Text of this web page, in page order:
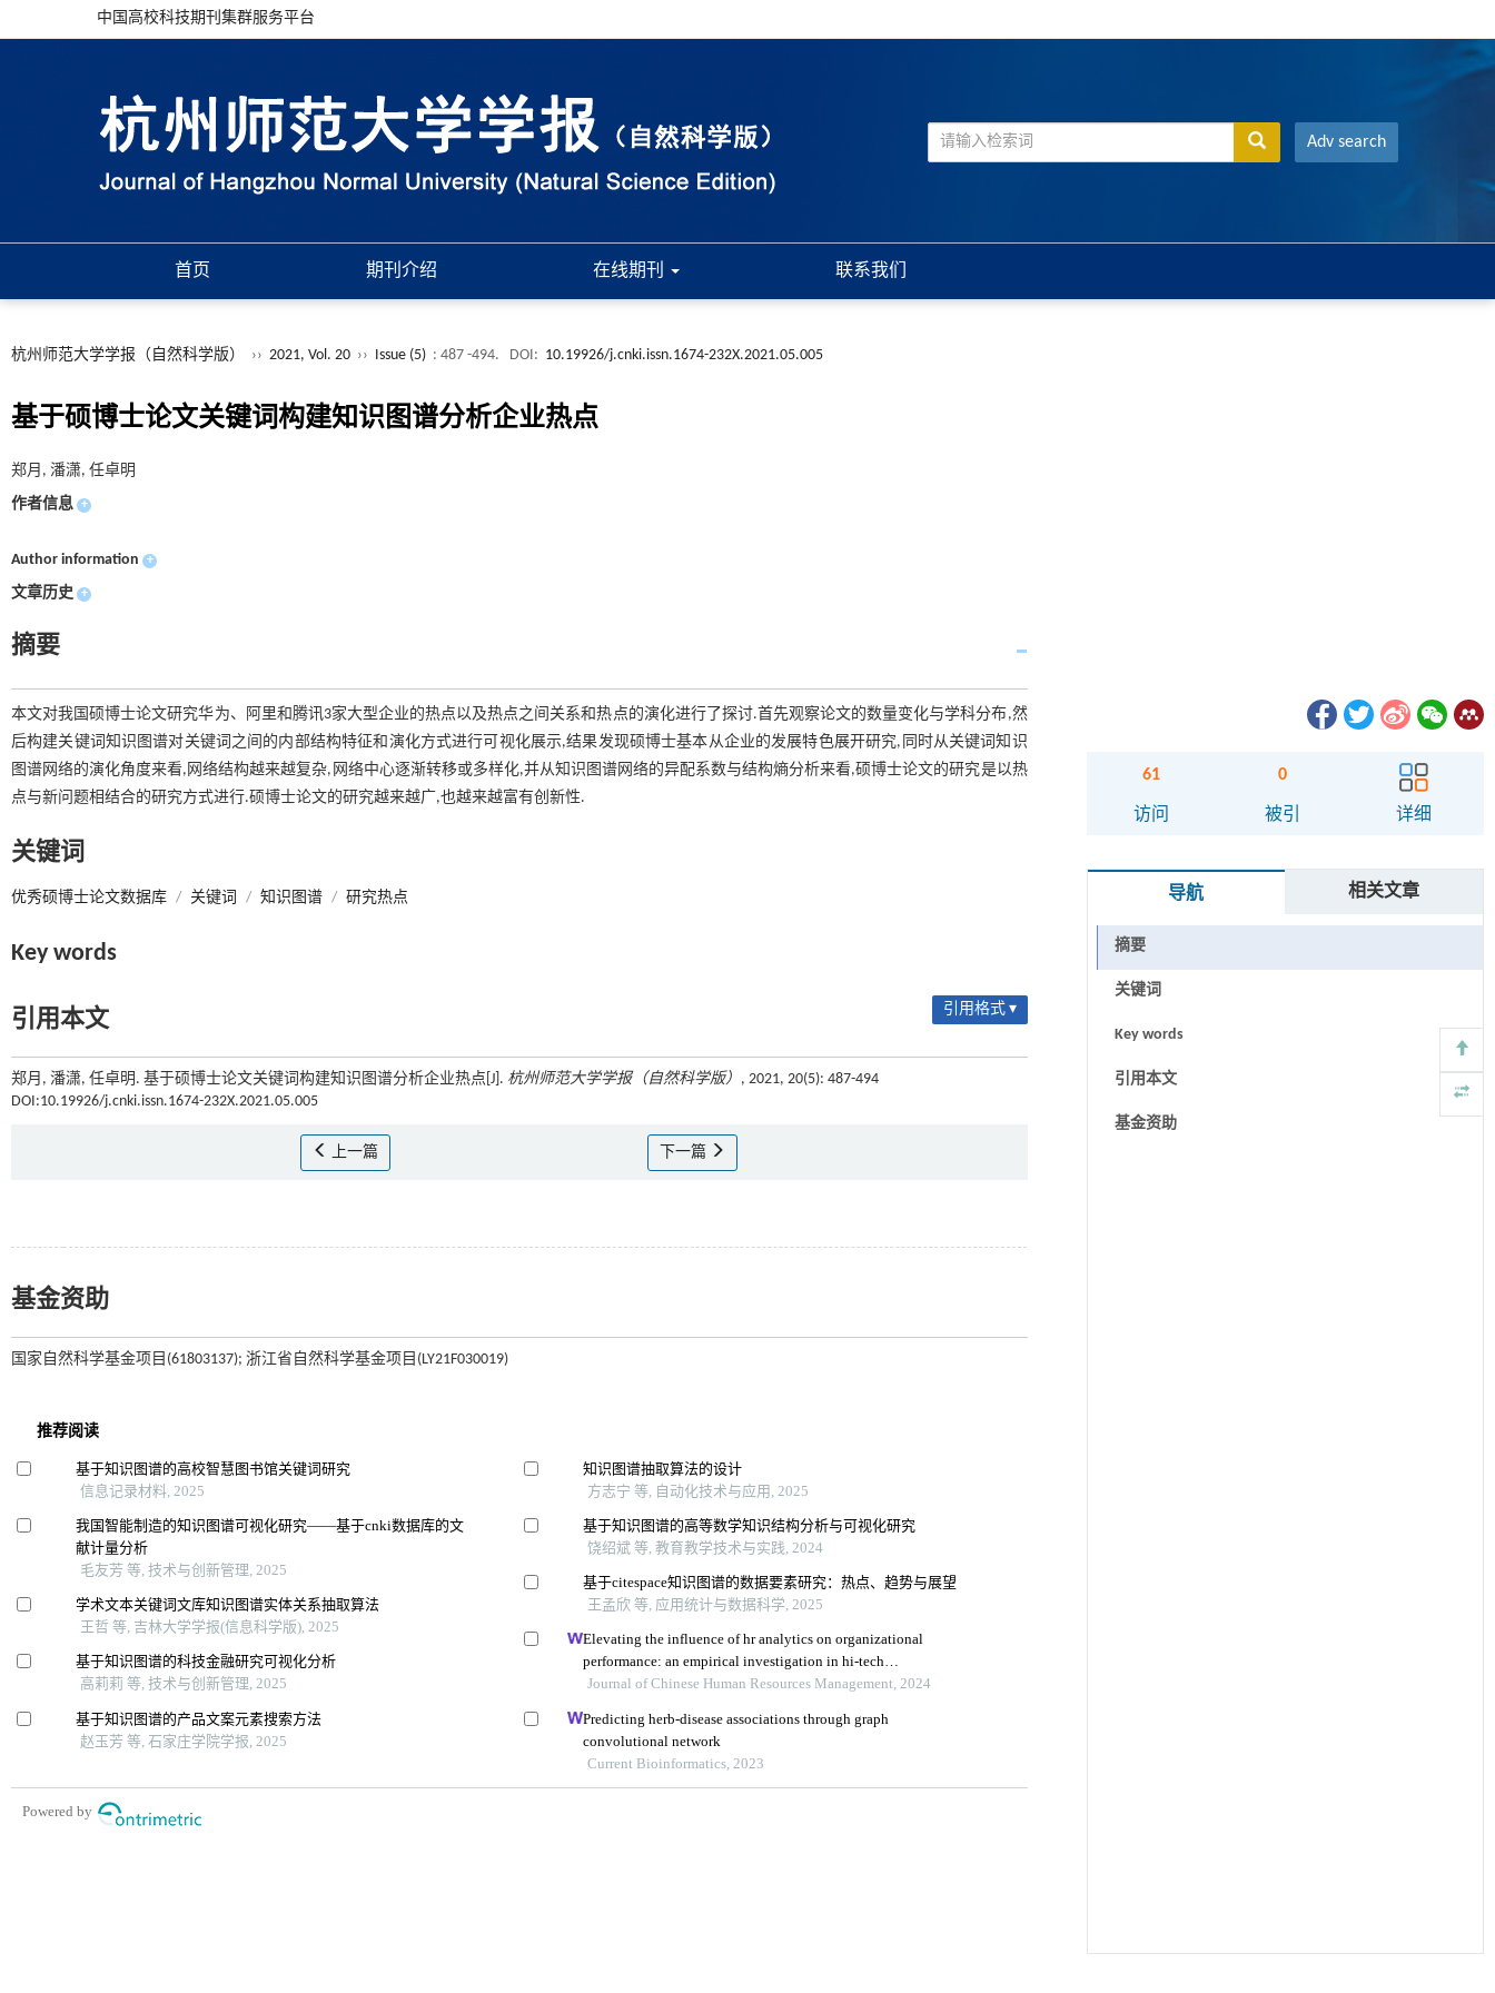
中国高校科技期刊集群服务平台
Adv search
首页 期刊介绍 在线期刊 联系我们
杭州师范大学学报（自然科学版） ›› 2021, Vol. 20 ›› Issue (5) : 487 -494. DOI: 10.19926/j.cnki.issn.1674-232X.2021.05.005
基于硕博士论文关键词构建知识图谱分析企业热点
郑月, 潘潇, 任卓明
作者信息 +
Author information +
文章历史 +
摘要
本文对我国硕博士论文研究华为、阿里和腾讯3家大型企业的热点以及热点之间关系和热点的演化进行了探讨.首先观察论文的数量变化与学科分布,然
后构建关键词知识图谱对关键词之间的内部结构特征和演化方式进行可视化展示,结果发现硕博士基本从企业的发展特色展开研究,同时从关键词知识
图谱网络的演化角度来看,网络结构越来越复杂,网络中心逐渐转移或多样化,并从知识图谱网络的异配系数与结构熵分析来看,硕博士论文的研究是以热
点与新问题相结合的研究方式进行.硕博士论文的研究越来越广,也越来越富有创新性.
关键词
优秀硕博士论文数据库 / 关键词 / 知识图谱 / 研究热点
Key words
引用本文 引用格式 ▾
郑月, 潘潇, 任卓明. 基于硕博士论文关键词构建知识图谱分析企业热点[J]. 杭州师范大学学报（自然科学版） , 2021, 20(5): 487-494
DOI:10.19926/j.cnki.issn.1674-232X.2021.05.005
上一篇 下一篇
基金资助
国家自然科学基金项目(61803137); 浙江省自然科学基金项目(LY21F030019)
61
访问
0
被引 详细
导航 相关文章
摘要
关键词
Key words
引用本文
基金资助